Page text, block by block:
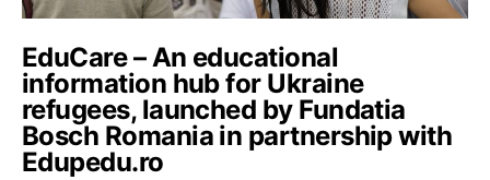
EduCare – An educational
information hub for Ukraine
refugees, launched by Fundatia
Bosch Romania in partnership with
Edupedu.ro